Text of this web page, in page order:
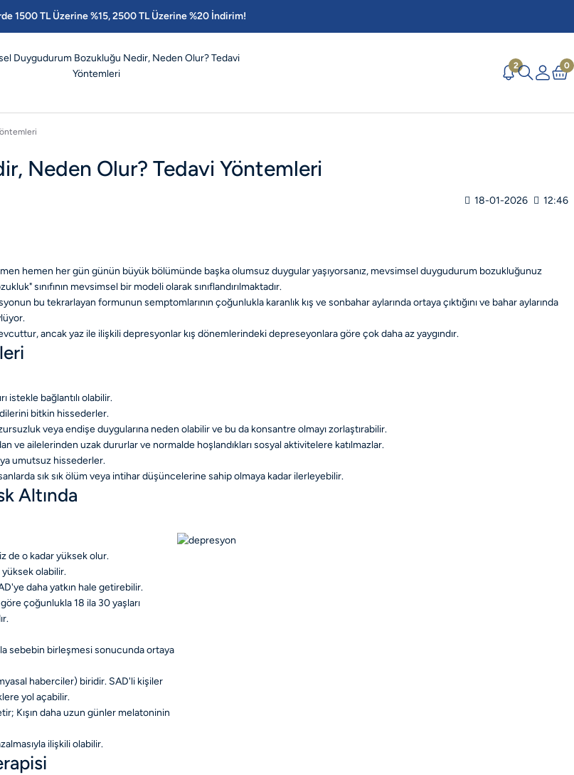
1500 TL Üzerine %15, 2500 TL Üzerine %20 İndirim!
2 0
Neden Olur? Tedavi Yöntemleri
18-01-2026 12:46
hemen her gün günün büyük bölümünde başka olumsuz duygular yaşıyorsanız, mevsimsel duygudurum bozukluğunuz
sınıfının mevsimsel bir modeli olarak sınıflandırılmaktadır.
bu tekrarlayan formunun semptomlarının çoğunlukla karanlık kış ve sonbahar aylarında ortaya çıktığını ve bahar aylarında
ancak yaz ile ilişkili depresyonlar kış dönemlerindeki depreseyonlara göre çok daha az yaygındır.
istekle bağlantılı olabilir.
bitkin hissederler.
veya endişe duygularına neden olabilir ve bu da konsantre olmayı zorlaştırabilir.
ve ailelerinden uzak dururlar ve normalde hoşlandıkları sosyal aktivitelere katılmazlar.
umutsuz hissederler.
sık sık ölüm veya intihar düşüncelerine sahip olmaya kadar ilerleyebilir.
Altında
de o kadar yüksek olur.
yüksek olabilir.
daha yatkın hale getirebilir.
çoğunlukla 18 ila 30 yaşları
sebebin birleşmesi sonucunda ortaya
haberciler) biridir. SAD'li kişiler
yol açabilir.
Kışın daha uzun günler melatoninin
ilişkili olabilir.